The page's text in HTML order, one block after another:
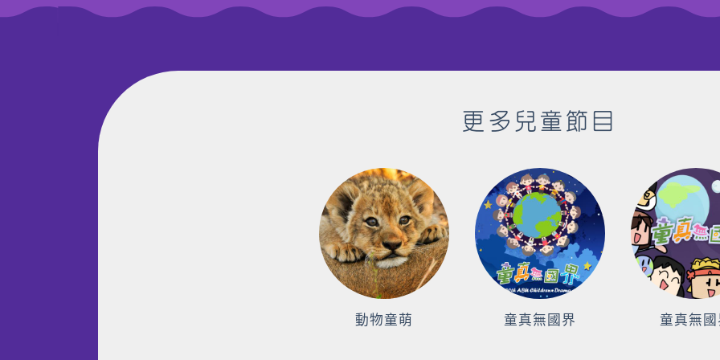
更多兒童節目
動物童萌 童真無國界 童真無